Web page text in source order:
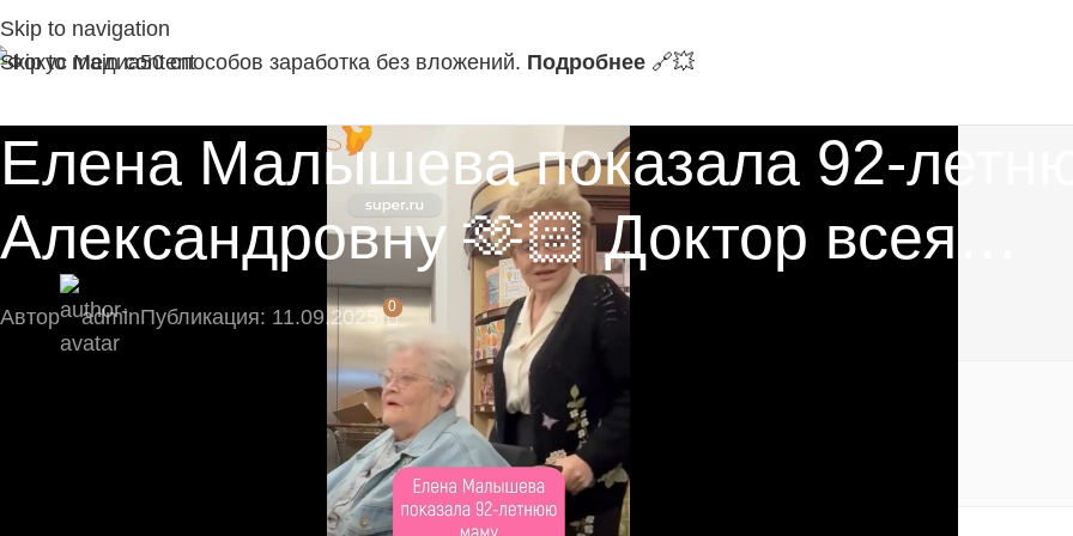
Skip to navigation
Skip to main content50 способов заработка без вложений. Подробнее 🔗‍💥
Елена Малышева показала 92-
Александровну 🫶🏻 Доктор всея…
Автор adminПубликация: 11.09.2025 0
🎁 Подпишитесь сейчас и не пропустите эксклюзивные материалы!
Подпишитесь на наш Telegram-канал, там моментальные уведомления: